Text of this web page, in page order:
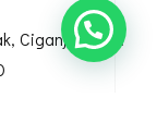
Ciganjur, Kec.